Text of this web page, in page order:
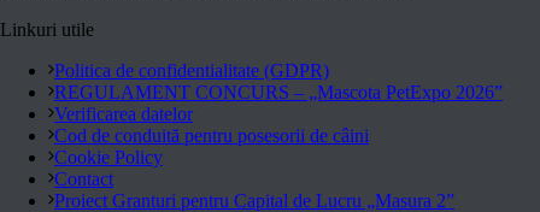
Linkuri utile
Politica de confidentialitate (GDPR)
REGULAMENT CONCURS – „Mascota PetExpo 2026”
Verificarea datelor
Cod de conduită pentru posesorii de câini
Cookie Policy
Contact
Proiect Granturi pentru Capital de Lucru „Masura 2”